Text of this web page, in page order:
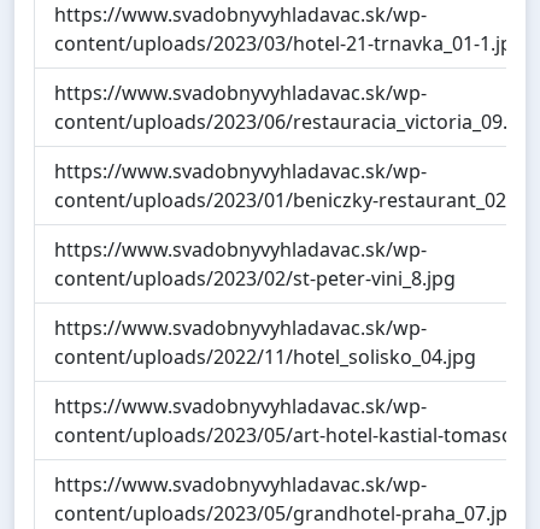
https://www.svadobnyvyhladavac.sk/wp-
content/uploads/2023/03/hotel-21-trnavka_01-1.jpg
https://www.svadobnyvyhladavac.sk/wp-
content/uploads/2023/06/restauracia_victoria_09.jpg
https://www.svadobnyvyhladavac.sk/wp-
content/uploads/2023/01/beniczky-restaurant_02.jpg
https://www.svadobnyvyhladavac.sk/wp-
content/uploads/2023/02/st-peter-vini_8.jpg
https://www.svadobnyvyhladavac.sk/wp-
content/uploads/2022/11/hotel_solisko_04.jpg
https://www.svadobnyvyhladavac.sk/wp-
content/uploads/2023/05/art-hotel-kastial-
https://www.svadobnyvyhladavac.sk/wp-
content/uploads/2023/05/grandhotel-praha_07.jpg